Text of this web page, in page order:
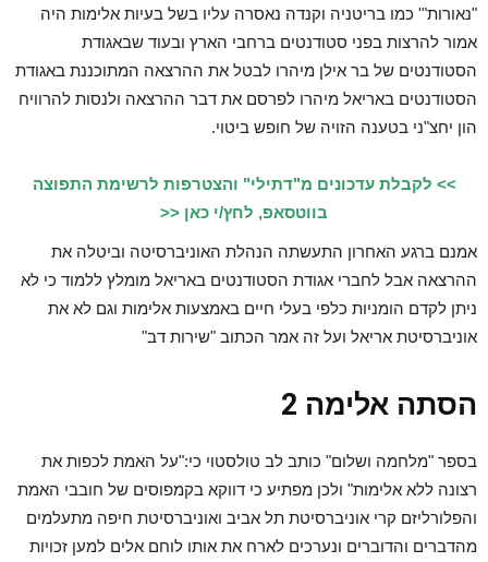
"נאורות"' כמו בריטניה וקנדה נאסרה עליו בשל בעיות אלימות היה
אמור להרצות בפני סטודנטים ברחבי הארץ ובעוד שבאגודת
הסטודנטים של בר אילן מיהרו לבטל את ההרצאה המתוכננת באגודת
הסטודנטים באריאל מיהרו לפרסם את דבר ההרצאה ולנסות להרוויח
הון יחצ"ני בטענה הזויה של חופש ביטוי.
>> לקבלת עדכונים מ"דתילי" והצטרפות לרשימת התפוצה
בווטסאפ, לחץ/י כאן <<
אמנם ברגע האחרון התעשתה הנהלת האוניברסיטה וביטלה את
ההרצאה אבל לחברי אגודת הסטודנטים באריאל מומלץ ללמוד כי לא
ניתן לקדם הומניות כלפי בעלי חיים באמצעות אלימות וגם לא את
אוניברסיטת אריאל ועל זה אמר הכתוב "שירות דב"
הסתה אלימה 2
בספר "מלחמה ושלום" כותב לב טולסטוי כי:"על האמת לכפות את
רצונה ללא אלימות" ולכן מפתיע כי דווקא בקמפוסים של חובבי האמת
והפלורליזם קרי אוניברסיטת תל אביב ואוניברסיטת חיפה מתעלמים
מהדברים והדוברים ונערכים לארח את אותו לוחם אלים למען זכויות